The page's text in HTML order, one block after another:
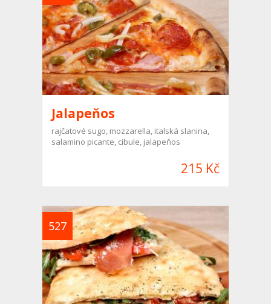
Jalapeňos
rajčatové sugo, mozzarella, italská slanina,
salamino picante, cibule, jalapeňos
215 Kč
527